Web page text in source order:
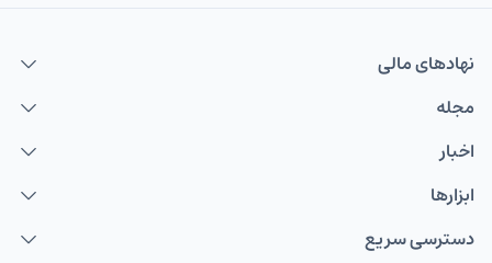
نهاد‌های مالی
مجله
اخبار
ابزارها
دسترسی سریع